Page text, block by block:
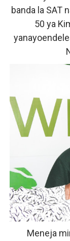
banda la SAT
50 ya
Meneja